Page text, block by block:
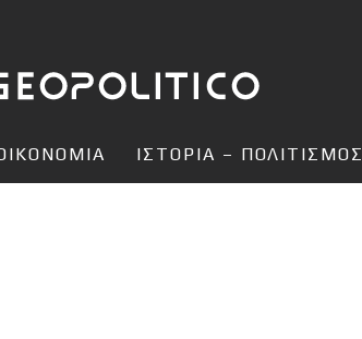
ΙΣΤΟΡΙΑ – ΠΟΛΙΤΙΣΜΟΣ